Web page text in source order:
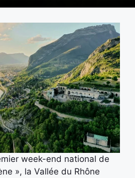
week-end national de
», la Vallée du Rhône